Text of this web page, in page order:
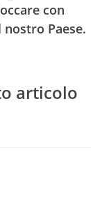
con
nostro Paese.
articolo